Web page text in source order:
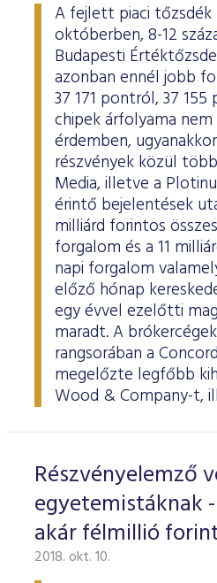
A fejlett piaci
októberben, 8-12
Budapesti
azonban ennél jobb
37 171 pontról, 37
chipek árfolyama
érdemben,
részvények közül
Media, illetve a
érintő bejelentések
milliárd forintos
forgalom és a 11
napi forgalom
előző hónap
egy évvel ezelőtti
maradt. A
rangsorában a
megelőzte legfőbb
Wood & Company-t,
Részvényelemző
egyetemistáknak
akár félmillió
2018. okt. 10.